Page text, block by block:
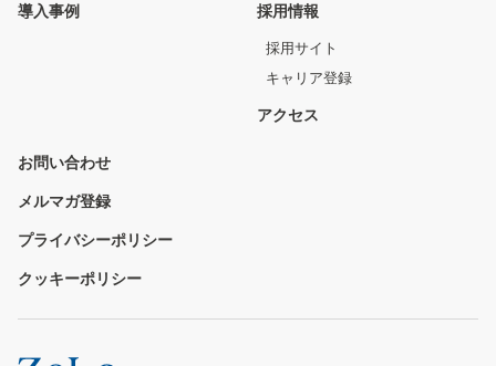
導入事例 採用情報
採用サイト
キャリア登録
アクセス
お問い合わせ
メルマガ登録
プライバシーポリシー
クッキーポリシー